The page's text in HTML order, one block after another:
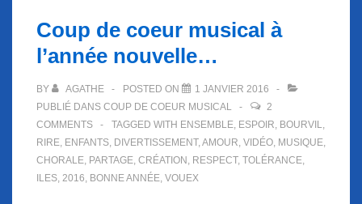
Coup de coeur musical à
l’année nouvelle…
BY AGATHE POSTED ON
1 JANVIER 2016
PUBLIÉ DANS COUP DE COEUR MUSICAL
2
COMMENTS
TAGGED WITH ENSEMBLE, ESPOIR, BOURVIL,
RIRE, ENFANTS, DIVERTISSEMENT,AMOUR, VIDÉO, MUSIQUE,
CHORALE, PARTAGE, CRÉATION , RESPECT, TOLÉRANCE,
ILES, 2016, BONNE ANNÉE, VOUEX